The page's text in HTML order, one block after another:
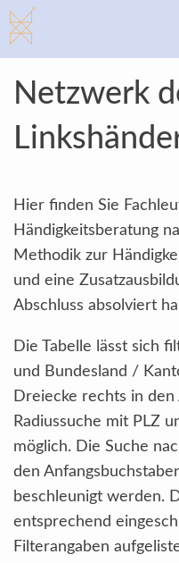
Zum
Inhalt
springen
Netzwerk
Hier finden Sie
Händigkeitsberatung
Methodik zur
und eine
Abschluss absolviert
Die Tabelle lässt sich
und Bundesland /
Dreiecke rechts in
Radiussuche mit PLZ
möglich. Die Suche
den
beschleunigt werden.
entsprechend
Filterangaben